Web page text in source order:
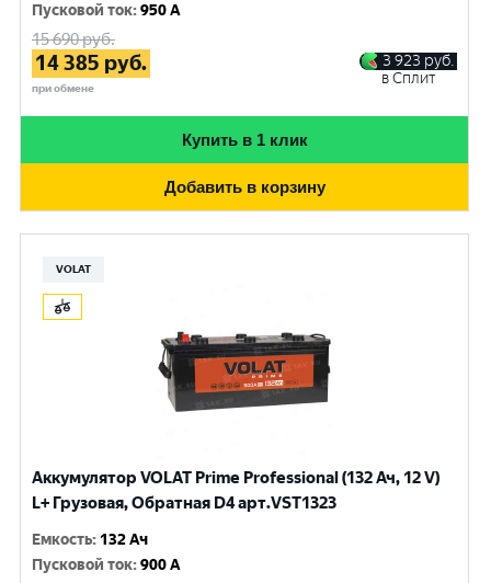
Пусковой ток:950 A
15 690руб.
14 385 руб.
при обмене
3 923 руб.
в Сплит
Купить в 1 клик
Добавить в корзину
VOLAT
Аккумулятор VOLAT Prime Professional (132 Ач, 12 V)
L+ Грузовая, Обратная D4 арт.VST1323
Емкость: 132 Ач
Пусковой ток:900 A